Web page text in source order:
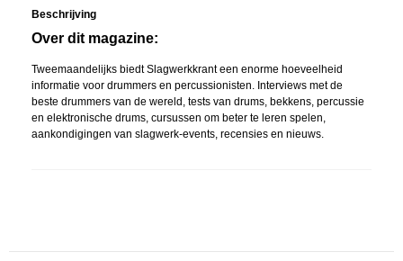
Beschrijving
Over dit magazine:
Tweemaandelijks biedt Slagwerkkrant een enorme hoeveelheid
informatie voor drummers en percussionisten. Interviews met de
beste drummers van de wereld, tests van drums, bekkens, percussie
en elektronische drums, cursussen om beter te leren spelen,
aankondigingen van slagwerk-events, recensies en nieuws.